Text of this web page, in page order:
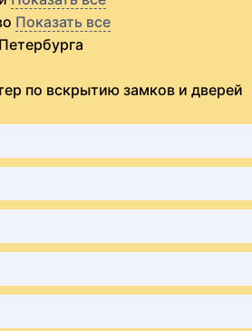
Показать все
по вскрытию замков и дверей